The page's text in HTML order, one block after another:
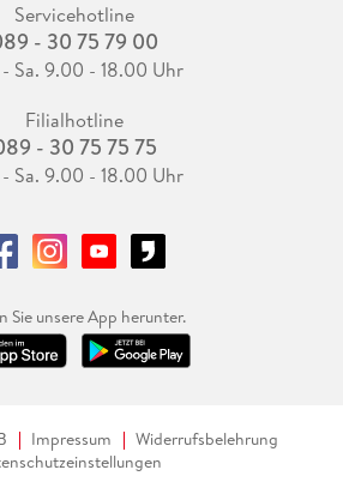
Servicehotline
- 30 75 79 00
Sa. 9.00 - 18.00 Uhr
Filialhotline
- 30 75 75 75
Sa. 9.00 - 18.00 Uhr
Sie unsere App herunter.
Impressum
Widerrufsbelehrung